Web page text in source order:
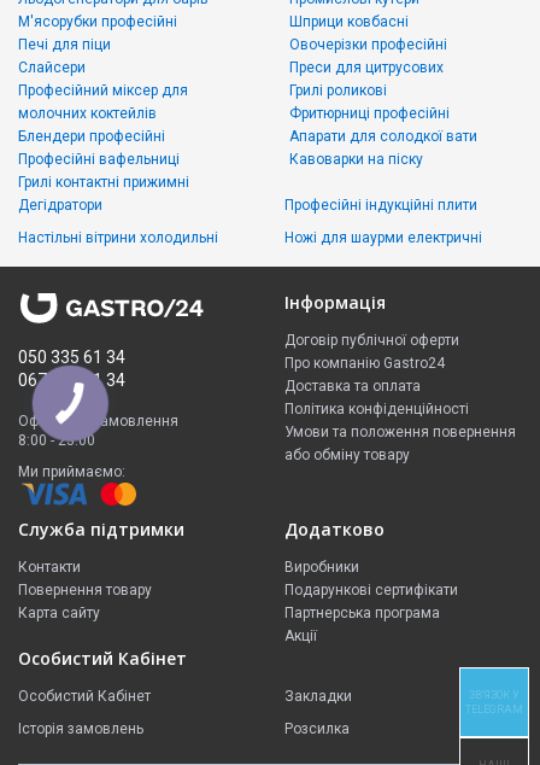
М'ясорубки професійні
Печі для піци
Слайсери
Шприци ковбасні
Овочерізки професійні
Преси для цитрусових
Професійний міксер для
молочних коктейлів
Блендери професійні
Професійні вафельниці
Грилі контактні прижимні
Грилі роликові
Фритюрниці професійні
Апарати для солодкої вати
Кавоварки на піску
Дегідратори
Настільні вітрини холодильні
Професійні індукційні плити
Ножі для шаурми електричні
050 335 61 34
067 299 61 34
Оформити замовлення
8:00 - 23:00
Ми приймаємо:
Інформація
Договір публічної оферти
Про компанію Gastro24
Доставка та оплата
Політика конфіденційності
Умови та положення повернення
або обміну товару
Служба підтримки
Контакти
Повернення товару
Карта сайту
Додатково
Виробники
Подарункові сертифікати
Партнерська програма
Акції
Особистий Кабінет
Особистий Кабінет
Історія замовлень
Закладки
Розсилка
ЗВ'ЯЗОК У
TELEGRAM